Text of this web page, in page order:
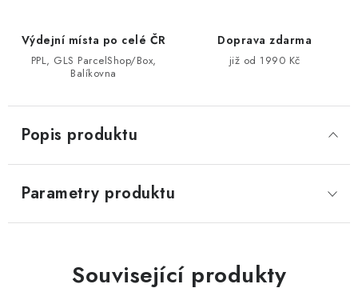
Výdejní místa po celé ČR
PPL, GLS ParcelShop/Box,
Balíkovna
Doprava zdarma
již od 1990 Kč
Popis produktu
Parametry produktu
Související produkty